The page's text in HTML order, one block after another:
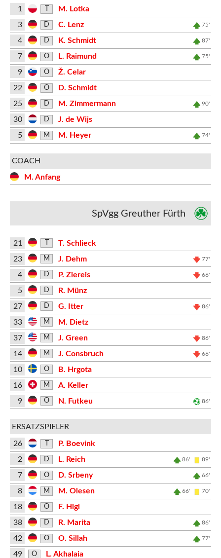
1
M. Lotka
3
D C. Lenz 75'
4 D K. Schmidt 87'
7 O L. Raimund 75'
9 O
Ž. Celar
22
O
D. Schmidt
25
D M. Zimmermann 90'
30 D
J. de Wijs
5
M M. Heyer 74'
COACH
M. Anfang
SpVgg Greuther Fürth
21
T. Schlieck
23
M J. Dehm 77'
4 D P. Ziereis 66'
5 D
R. Münz
27
D G. Itter 86'
33 M
M. Dietz
37
M J. Green 86'
14 M J. Consbruch 66'
10 O
B. Hrgota
16
M
A. Keller
9
O N. Futkeu 86'
ERSATZSPIELER
26
P. Boevink
2
D L. Reich 86' 89'
7 O D. Srbeny 66'
8 M M. Olesen 66' 70'
18 O
F. Higl
38
D R. Marita 86'
42 O O. Sillah 77'
49 O L. Akhalaia